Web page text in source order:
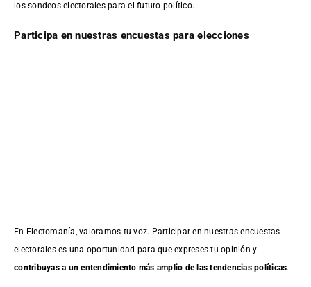
los sondeos electorales para el futuro político.
Participa en nuestras encuestas para elecciones
En Electomanía, valoramos tu voz. Participar en nuestras encuestas
electorales es una oportunidad para que expreses tu opinión y
contribuyas a un entendimiento más amplio de las tendencias políticas.